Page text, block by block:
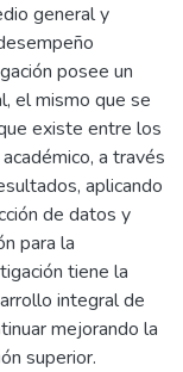
general y
posee un
el mismo que se
existe entre los
a través
aplicando
de datos y
para la
tiene la
integral de
mejorando la
superior.